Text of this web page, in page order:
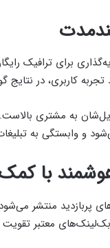
برای ترافیک
کاربری، در نتایج
به مشتری
و وابستگی به
پربازدید منتشر
معتبر تقویت